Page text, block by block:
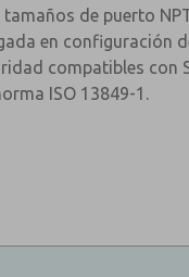
de puerto
en configuración
compatibles con
ISO 13849-1.